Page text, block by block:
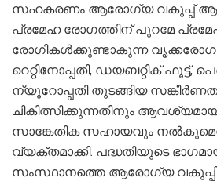
സഹകരണം ആരോഗ്യ വകുപ്പ്
പ്രമേഹ രോഗത്തിന് പുറമേ
രോഗികള്‍ക്കുണ്ടാകുന്ന
റെറ്റിനോപ്പതി, ഡയബറ്റിക് ഫൂട്ട്,
ന്യൂറോപ്പതി തുടങ്ങിയ
ചികിത്സിക്കുന്നതിനും
സാങ്കേതിക സഹായവും
വ്യക്തമാക്കി. പദ്ധതിയുടെ
സംസ്ഥാനത്തെ ആരോഗ്യ